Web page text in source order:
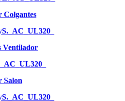
Colgantes
Ventilador
Salon